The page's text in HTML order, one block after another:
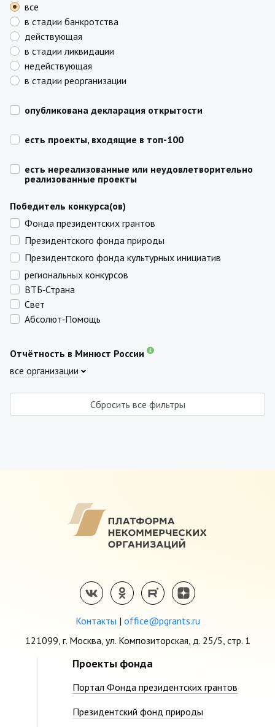
все
в стадии банкротства
действующая
в стадии ликвидации
недействующая
в стадии реорганизации
опубликована декларация открытости
есть проекты, входящие в топ-100
есть нереализованные или неудовлетворительно
реализованные проекты
Победитель конкурса(ов)
Фонда президентских грантов
Президентского фонда природы
Президентского фонда культурных инициатив
региональных конкурсов
ВТБ‑Страна
Свет
Абсолют‑Помощь
Отчётность в Минюст России
все организации
Сбросить все фильтры
Контакты | office@pgrants.ru
121099, г. Москва, ул. Композиторская, д. 25/5, стр. 1
Проекты фонда
Портал Фонда президентских грантов
Президентский фонд природы